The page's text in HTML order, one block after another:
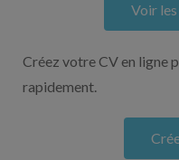
Voir
Créez votre CV en ligne
rapidement.